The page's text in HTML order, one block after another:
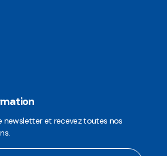
newsletter et recevez toutes nos